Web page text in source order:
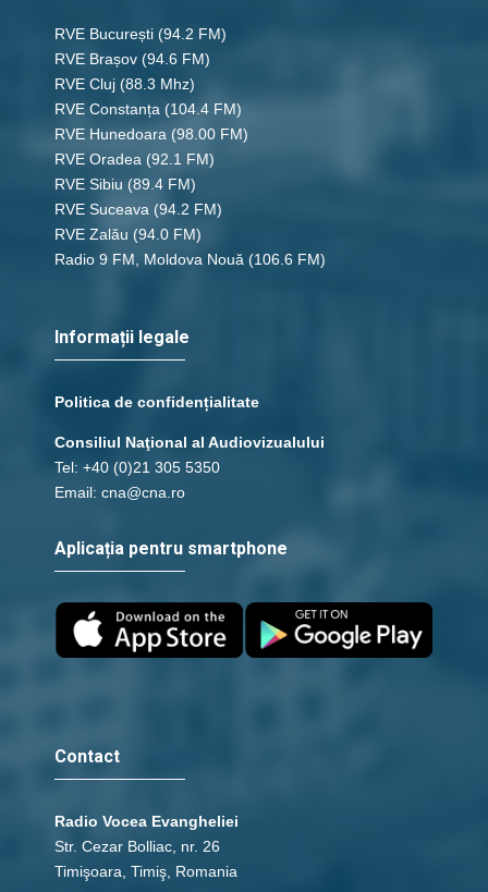
RVE București (94.2 FM)
RVE Brașov (94.6 FM)
RVE Cluj (88.3 Mhz)
RVE Constanța (104.4 FM)
RVE Hunedoara (98.00 FM)
RVE Oradea (92.1 FM)
RVE Sibiu (89.4 FM)
RVE Suceava (94.2 FM)
RVE Zalău (94.0 FM)
Radio 9 FM, Moldova Nouă (106.6 FM)
Informații legale
Politica de confidențialitate
Consiliul Naţional al Audiovizualului
Tel: +40 (0)21 305 5350
Email: cna@cna.ro
Aplicația pentru smartphone
Contact
Radio Vocea Evangheliei
Str. Cezar Bolliac, nr. 26
Timişoara, Timiş, Romania